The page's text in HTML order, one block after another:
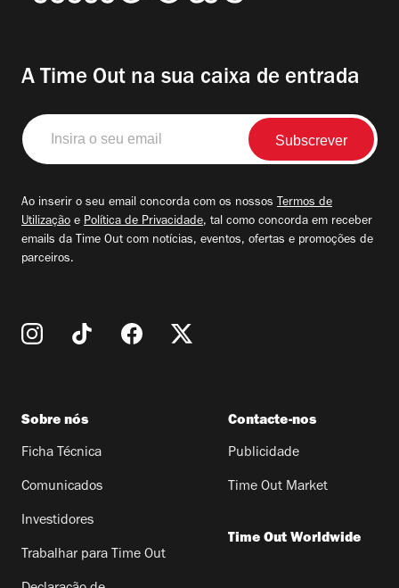
A Time Out na sua caixa de entrada
Insira
o
seu
Ao inserir o seu email concorda com os nossos Termos de
Utilização e Política de Privacidade, tal como concorda em receber
emails da Time Out com notícias, eventos, ofertas e promoções de
parceiros.
Sobre nós
Ficha Técnica
Comunicados
Investidores
Trabalhar para Time Out
Contacte-nos
Publicidade
Time Out Market
Time Out Worldwide